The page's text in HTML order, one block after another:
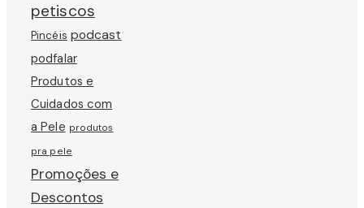
petiscos
Pincéis podcast
podfalar
Produtos e
Cuidados com
a Pele produtos
pra pele
Promoções e
Descontos